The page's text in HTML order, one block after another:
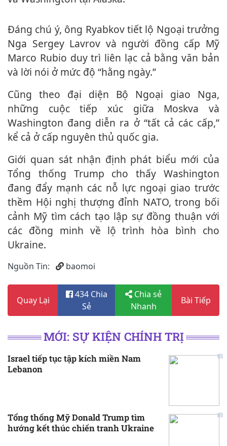
Đáng chú ý, ông Ryabkov tiết lộ Ngoại trưởng
Nga Sergey Lavrov và người đồng cấp Mỹ
Marco Rubio duy trì liên lạc cả bằng văn bản
và lời nói ở mức độ “hằng ngày.”
Cũng theo đại diện Bộ Ngoại giao Nga,
những cuộc tiếp xúc giữa Moskva và
Washington đang diễn ra ở “tất cả các cấp,”
kể cả ở cấp nguyên thủ quốc gia.
Giới quan sát nhận định phát biểu mới của
Tổng thống Trump cho thấy Washington
đang đẩy mạnh các nỗ lực ngoại giao trước
thềm Hội nghị thượng đỉnh NATO, trong bối
cảnh Mỹ tìm cách tạo lập sự đồng thuận với
các đồng minh về lộ trình hòa bình cho
Ukraine.
Nguồn Tin: baomoi
Quay Lại
434 Chia
Sẻ
Chia sẻ
Nhanh
Bài Tiếp
MỚI: SỰ KIỆN CHÍNH TRỊ
Israel tiếp tục tập kích miền Nam
Lebanon
Tổng thống Mỹ Donald Trump tìm
hướng kết thúc chiến tranh Ukraine